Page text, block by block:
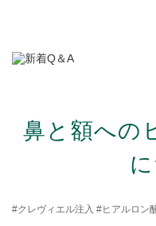
鼻と額への
クレヴィエル注入 #ヒアルロン